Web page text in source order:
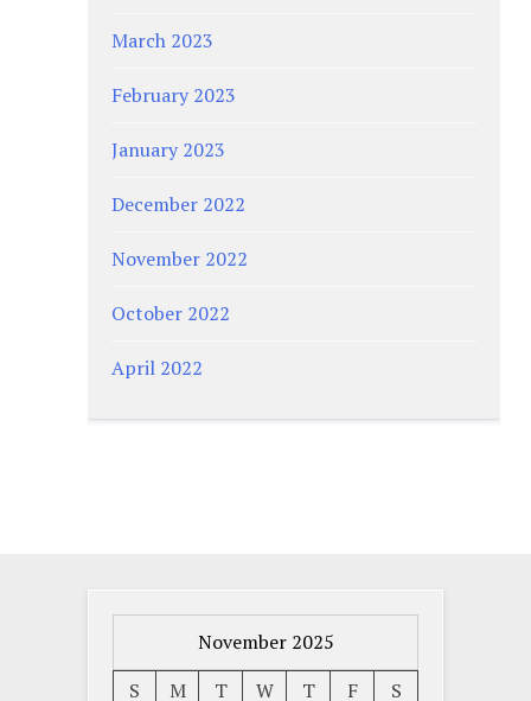
March 2023
February 2023
January 2023
December 2022
November 2022
October 2022
April 2022
November 2025
S
M T W T F S